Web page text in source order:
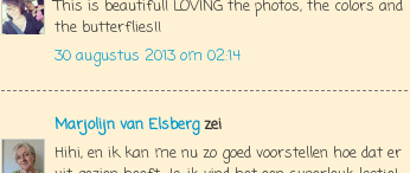
This is beautiful! LOVING the photos, the colors and
the butterflies!!
30 augustus 2013 om 02:14
Marjolijn van Elsbergzei
Hihi, en ik kan me nu zo goed voorstellen hoe dat er